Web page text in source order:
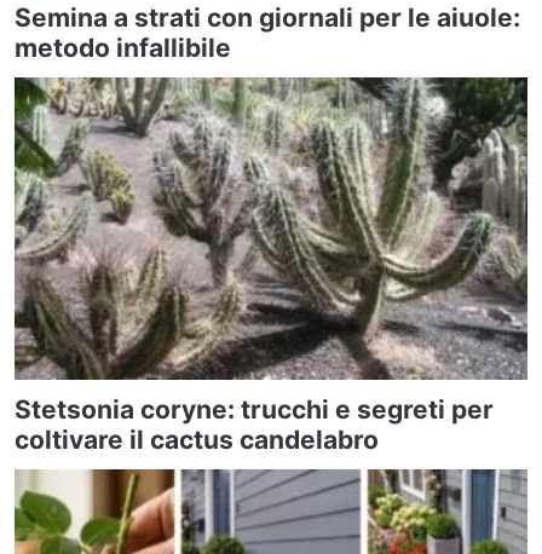
Semina a strati con giornali per le aiuole:
metodo infallibile
Stetsonia coryne: trucchi e segreti per
coltivare il cactus candelabro